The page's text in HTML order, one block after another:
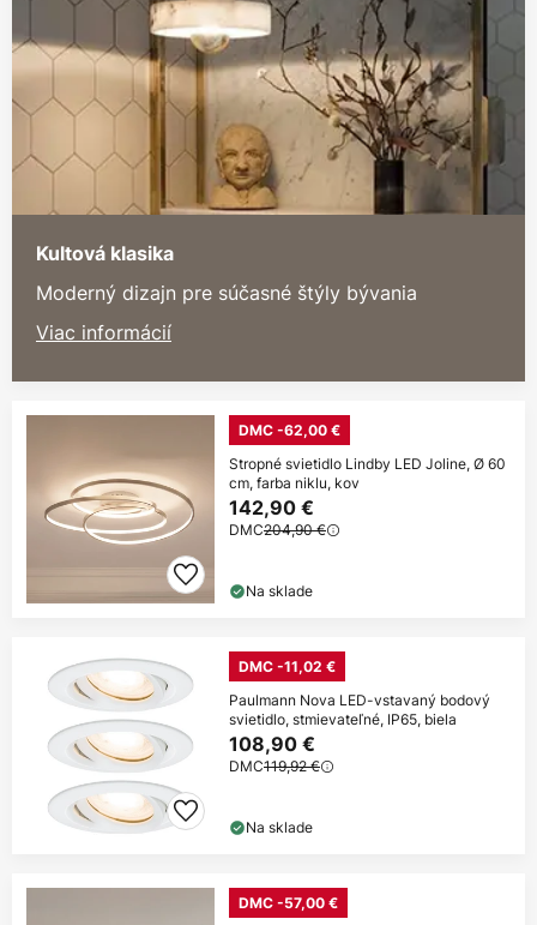
Kultová klasika
Moderný dizajn pre súčasné štýly bývania
Viac informácií
DMC -62,00 €
Stropné svietidlo Lindby LED Joline, Ø 60
cm, farba niklu, kov
142,90 €
DMC204,90 €
Na sklade
DMC -11,02 €
Paulmann Nova LED-vstavaný bodový
svietidlo, stmievateľné, IP65, biela
108,90 €
DMC119,92 €
Na sklade
DMC -57,00 €